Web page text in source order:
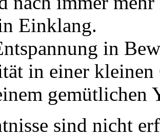
Einklang.
in
in einer kleinen
gemütlichen
sind nicht